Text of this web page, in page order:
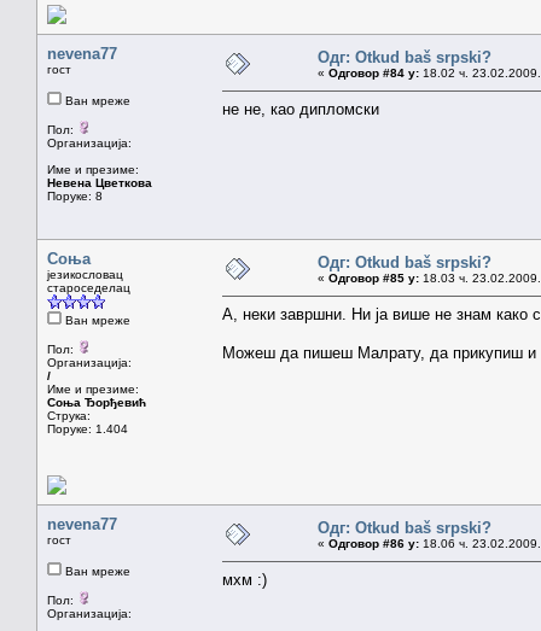
nevena77
гост
Ван мреже
Пол:
Организација:
Име и презиме:
Невена Цветкова
Поруке: 8
Одг: Otkud baš srpski?
« Одговор #84 у: 18.02 ч.
не не, као дипломски
Соња
језикословац
староседелац
Ван мреже
Пол:
Организација:
/
Име и презиме:
Соња Ђорђевић
Струка:
Поруке: 1.404
Одг: Otkud baš srpski?
« Одговор #85 у: 18.03 ч.
А, неки завршни. Ни ја више не знам како
Можеш да пишеш Малрату, да прикупиш и
nevena77
гост
Ван мреже
Пол:
Организација:
Одг: Otkud baš srpski?
« Одговор #86 у: 18.06 ч.
мхм :)